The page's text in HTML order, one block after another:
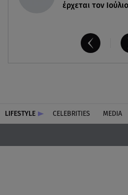
έρχεται τον
LIFESTYLE CELEBRITIES MEDIA